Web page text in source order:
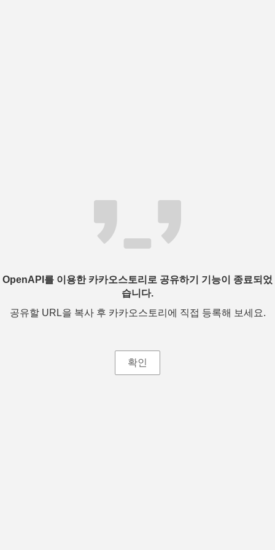
OpenAPI를 이용한 카카오스토리로 공유하기 기능이 종료되었
습니다.
공유할 URL을 복사 후 카카오스토리에 직접 등록해 보세요.
확인